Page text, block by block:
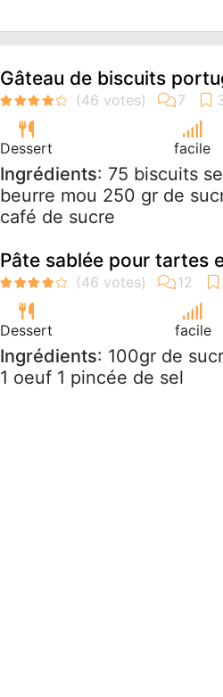
Gâteau de biscuits
Dessert facile
Ingrédients: 75 biscuits
beurre mou 250 gr de
café de sucre
Pâte sablée pour tartes
Dessert facile
Ingrédients: 100gr de
1 oeuf 1 pincée de sel